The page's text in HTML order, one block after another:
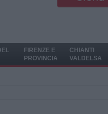
FIRENZE E
PROVINCIA
CHIANTI
VALDELSA